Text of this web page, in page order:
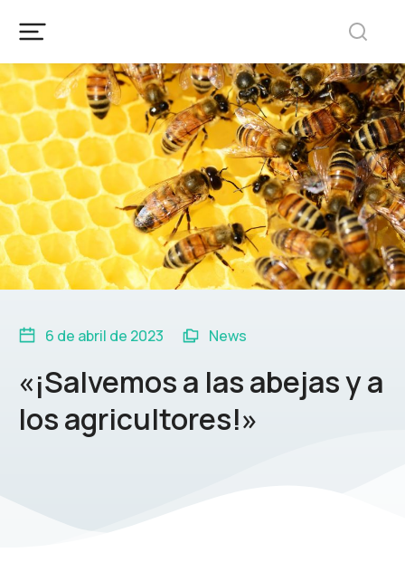
6 de abril de 2023 News
«¡Salvemos a las abejas y a
los agricultores!»